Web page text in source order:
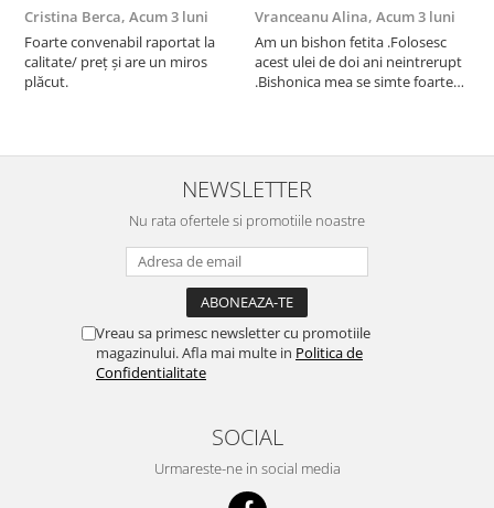
Cristina Berca, Acum 3 luni
Foarte convenabil raportat la
calitate/ preț și are un miros
plăcut.
Vranceanu Alina, Acum 3 luni
Am un bishon fetita .Folosesc
acest ulei de doi ani neintrerupt
.Bishonica mea se simte foarte
recomand cu mult drag !
NEWSLETTER
Nu rata ofertele si promotiile noastre
Vreau sa primesc newsletter cu promotiile
magazinului. Afla mai multe in Politica de
Confidentialitate
SOCIAL
Urmareste-ne in social media